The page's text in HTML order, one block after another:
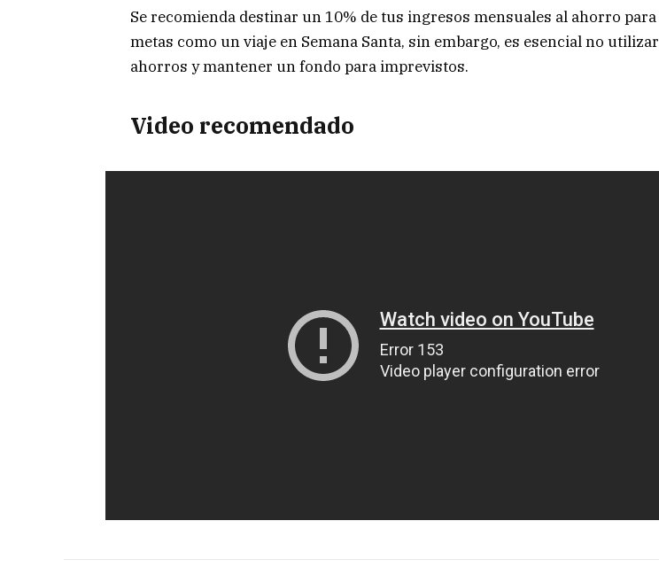
Se recomienda destinar un 10% de tus ingresos mensuales al ahorro
metas como un viaje en Semana Santa, sin embargo, es esencial no
ahorros y mantener un fondo para imprevistos.
Video recomendado